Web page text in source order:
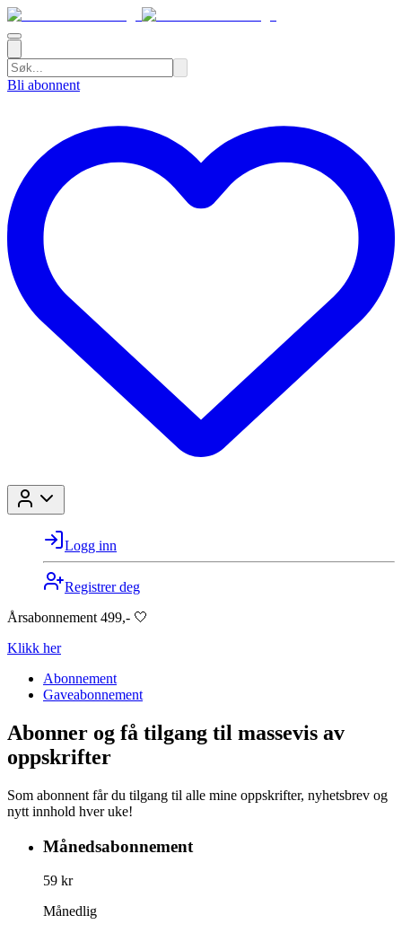
Bli abonnent
Logg inn
Registrer deg
Årsabonnement 499,- 🤍
Klikk her
Abonnement
Gaveabonnement
Abonner og få tilgang til massevis av
oppskrifter
Som abonnent får du tilgang til alle mine oppskrifter, nyhetsbrev og
nytt innhold hver uke!
Månedsabonnement
59 kr
Månedlig